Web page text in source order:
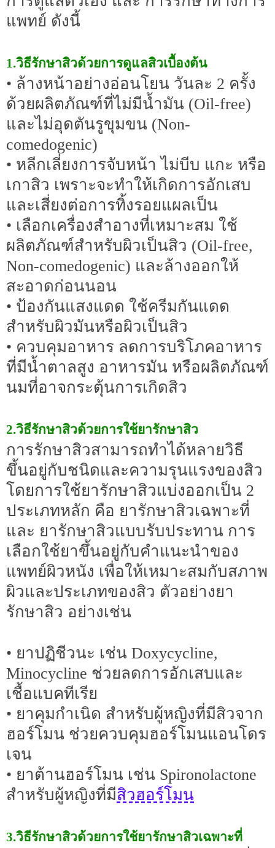
แพทย์ ดังนี้
1.วิธีรักษาสิวด้วยการดูแลสิวเบื้องต้น
• ล้างหน้าอย่างอ่อนโยน วันละ 2 ครั้ง
ด้วยผลิตภัณฑ์ที่ไม่มีน้ำมัน (Oil-free)
และไม่อุดตันรูขุมขน (Non-
comedogenic)
• หลีกเลี่ยงการจับหน้า ไม่บีบ แกะ หรือ
เกาสิว เพราะจะทำให้เกิดการอักเสบ
และเสี่ยงต่อการทิ้งรอยแผลเป็น
• เลือกเครื่องสำอางที่เหมาะสม ใช้
ผลิตภัณฑ์สำหรับผิวเป็นสิว (Oil-free,
Non-comedogenic) และล้างออกให้
สะอาดก่อนนอน
• ป้องกันแสงแดด ใช้ครีมกันแดด
สำหรับผิวมันหรือผิวเป็นสิว
• ควบคุมอาหาร ลดการบริโภคอาหาร
ที่มีน้ำตาลสูง อาหารมัน หรือผลิตภัณฑ์
นมที่อาจกระตุ้นการเกิดสิว
2.วิธีรักษาสิวด้วยการใช้ยารักษาสิว
การรักษาสิวสามารถทำได้หลายวิธี
ขึ้นอยู่กับชนิดและความรุนแรงของสิว
โดยการใช้ยารักษาสิวแบ่งออกเป็น 2
ประเภทหลัก คือ ยารักษาสิวเฉพาะที่
และ ยารักษาสิวแบบรับประทาน การ
เลือกใช้ยาขึ้นอยู่กับคำแนะนำของ
แพทย์ผิวหนัง เพื่อให้เหมาะสมกับสภาพ
ผิวและประเภทของสิว ตัวอย่างยา
รักษาสิว อย่างเช่น
• ยาปฏิชีวนะ เช่น Doxycycline,
Minocycline ช่วยลดการอักเสบและ
เชื้อแบคทีเรีย
• ยาคุมกำเนิด สำหรับผู้หญิงที่มีสิวจาก
ฮอร์โมน ช่วยควบคุมฮอร์โมนแอนโดร
เจน
• ยาต้านฮอร์โมน เช่น Spironolactone
สำหรับผู้หญิงที่มีสิวฮอร์โมน
3.วิธีรักษาสิวด้วยการใช้ยารักษาสิวเฉพาะที่